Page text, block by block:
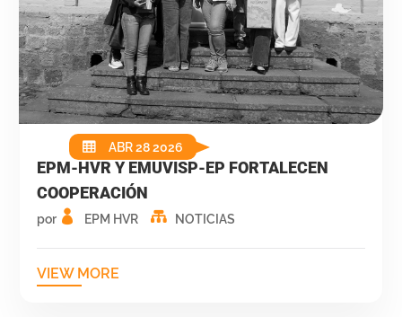
EPM-HVR Y EMUVISP-EP FORTALECEN
COOPERACIÓN
por EPM HVR
ABR 28 2026
NOTICIAS
VIEW MORE